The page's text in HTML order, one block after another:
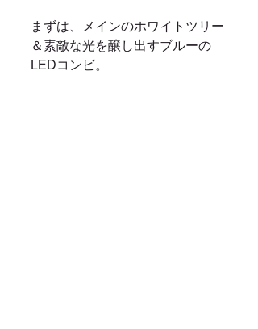
まずは、メインのホワイトツリー
＆素敵な光を醸し出すブルーの
LEDコンビ。